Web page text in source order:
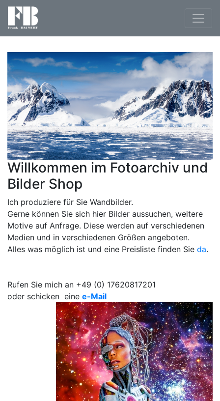
Willkommen im Fotoarchiv und
Bilder Shop
Ich produziere für Sie Wandbilder.
Gerne können Sie sich hier Bilder aussuchen, weitere
Motive auf Anfrage. Diese werden auf verschiedenen
Medien und in verschiedenen Größen angeboten.
Alles was möglich ist und eine Preisliste finden Sie da.
Rufen Sie mich an +49 (0) 17620817201
oder schicken eine e-Mail